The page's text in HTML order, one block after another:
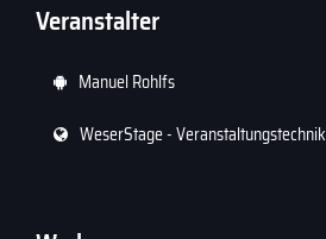
Veranstalter
Manuel Rohlfs
WeserStage - Veranstaltungstechnik